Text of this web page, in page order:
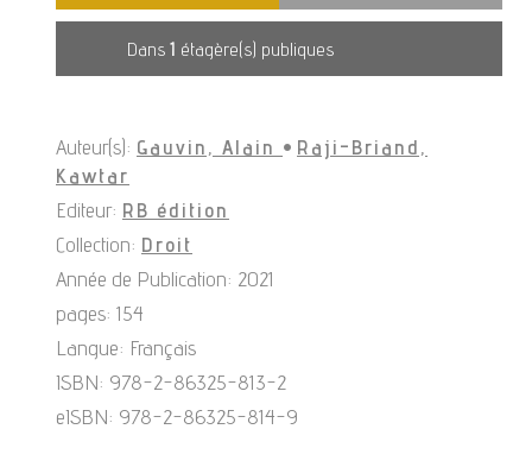
Dans 1 étagère(s) publiques
Auteur(s): Gauvin, Alain • Raji-Briand,
Kawtar
Editeur: RB édition
Collection: Droit
Année de Publication: 2021
pages: 154
Langue: Français
ISBN: 978-2-86325-813-2
eISBN: 978-2-86325-814-9